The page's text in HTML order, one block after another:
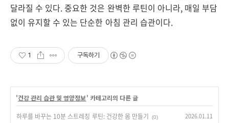
달라질 수 있다. 중요한 것은 완벽한 루틴이 아니라, 매일 부담
없이 유지할 수 있는 단순한 아침 관리 습관이다.
1 구독하기
'건강 관리 습관 및 영양정보' 카테고리의 다른 글
하루를 바꾸는 10분 스트레칭 루틴: 건강한 몸 만들기 (0) 2026.01.11